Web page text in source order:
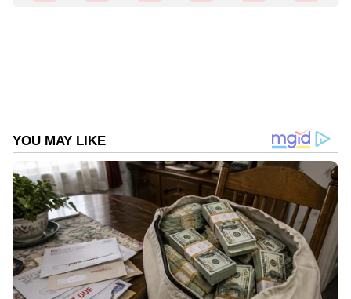
WDWeb Desk
Published :Aug 07 2024, 05:10 PM IST
Follow Us